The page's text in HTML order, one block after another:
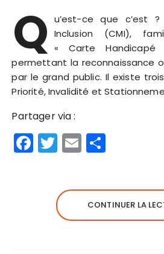
Q u’est-ce que c’est
Inclusion (CMI),
« Carte
permettant la reconnaissance
par le grand public. Il existe
Priorité, Invalidité et
Partager via :
F
a
T
w
te
r
E
m
a
g
CONTINUER LA